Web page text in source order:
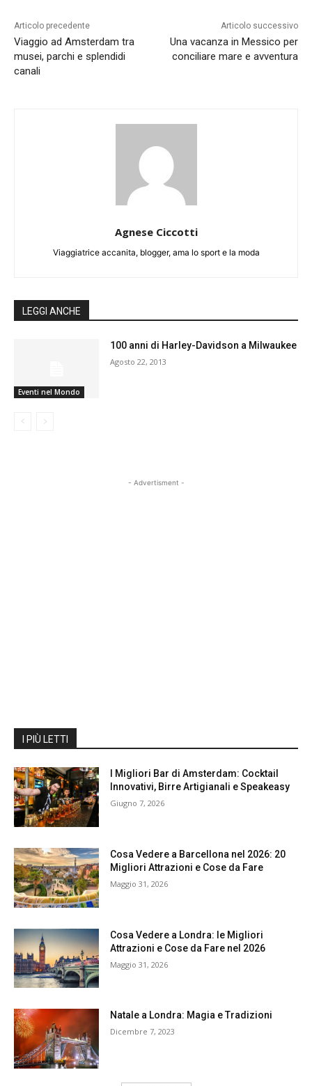
Articolo precedente
Viaggio ad Amsterdam tra
musei, parchi e splendidi
canali
Articolo successivo
Una vacanza in Messico per
conciliare mare e avventura
Agnese Ciccotti
Viaggiatrice accanita, blogger, ama lo sport e la moda
LEGGI ANCHE
Eventi nel Mondo
100 anni di Harley-Davidson a Milwaukee
Agosto 22, 2013
- Advertisment -
I PIÙ LETTI
I Migliori Bar di Amsterdam: Cocktail
Innovativi, Birre Artigianali e Speakeasy
Giugno 7, 2026
Cosa Vedere a Barcellona nel 2026: 20
Migliori Attrazioni e Cose da Fare
Maggio 31, 2026
Cosa Vedere a Londra: le Migliori
Attrazioni e Cose da Fare nel 2026
Maggio 31, 2026
Natale a Londra: Magia e Tradizioni
Dicembre 7, 2023